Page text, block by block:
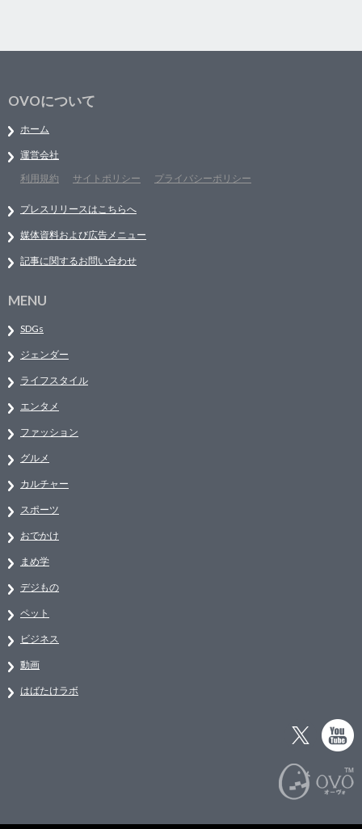
OVOについて
ホーム
運営会社
利用規約
サイトポリシー プライバシーポリシー
プレスリリースはこちらへ
媒体資料および広告メニュー
記事に関するお問い合わせ
MENU
SDGs
ジェンダー
ライフスタイル
エンタメ
ファッション
グルメ
カルチャー
スポーツ
おでかけ
まめ学
デジもの
ペット
ビジネス
動画
はばたけラボ